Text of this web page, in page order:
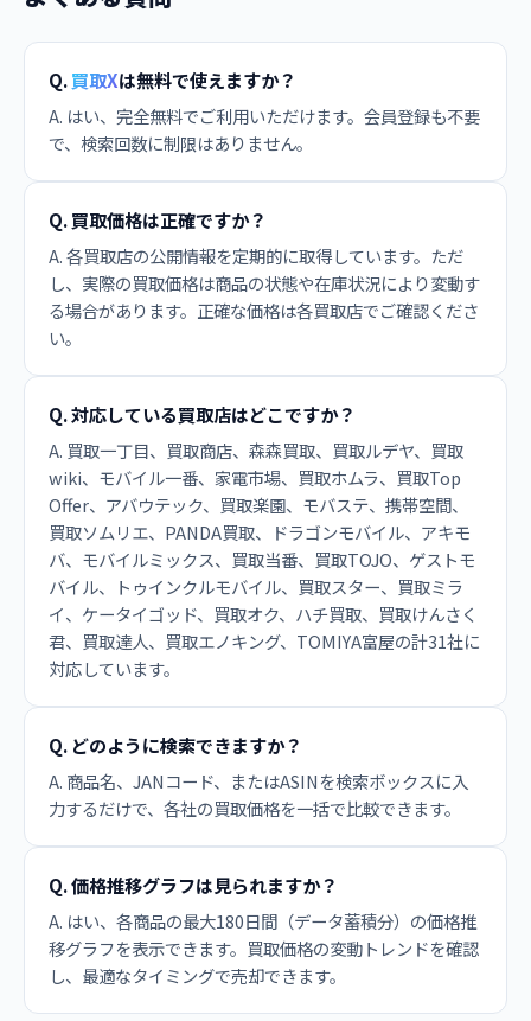
Q.買取Xは無料で使えますか？
A. はい、完全無料でご利用いただけます。会員登録も不要
で、検索回数に制限はありません。
Q. 買取価格は正確ですか？
A. 各買取店の公開情報を定期的に取得しています。ただ
し、実際の買取価格は商品の状態や在庫状況により変動す
る場合があります。正確な価格は各買取店でご確認くださ
い。
Q. 対応している買取店はどこですか？
A. 買取一丁目、買取商店、森森買取、買取ルデヤ、買取
wiki、モバイル一番、家電市場、買取ホムラ、買取Top
Offer、アバウテック、買取楽園、モバステ、携帯空間、
買取ソムリエ、PANDA買取、ドラゴンモバイル、アキモ
バ、モバイルミックス、買取当番、買取TOJO、ゲストモ
バイル、トゥインクルモバイル、買取スター、買取ミラ
イ、ケータイゴッド、買取オク、ハチ買取、買取けんさく
君、買取達人、買取エノキング、TOMIYA富屋の計31社に
対応しています。
Q. どのように検索できますか？
A. 商品名、JANコード、またはASINを検索ボックスに入
力するだけで、各社の買取価格を一括で比較できます。
Q. 価格推移グラフは見られますか？
A. はい、各商品の最大180日間（データ蓄積分）の価格推
移グラフを表示できます。買取価格の変動トレンドを確認
し、最適なタイミングで売却できます。